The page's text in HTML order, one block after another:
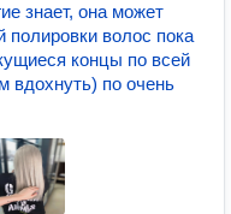
знает, она может
полировки волос пока
концы по всей
вдохнуть) по очень